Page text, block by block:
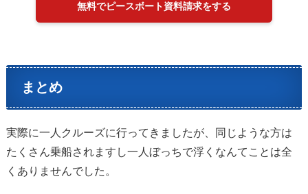
無料でピースボート資料請求をする
まとめ
実際に一人クルーズに行ってきましたが、同じような方は
たくさん乗船されますし一人ぼっちで浮くなんてことは全
くありませんでした。